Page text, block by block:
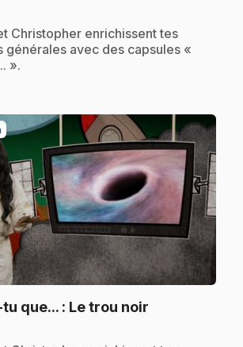
Christopher enrichissent tes
générales avec des capsules «
».
que... : Le trou noir